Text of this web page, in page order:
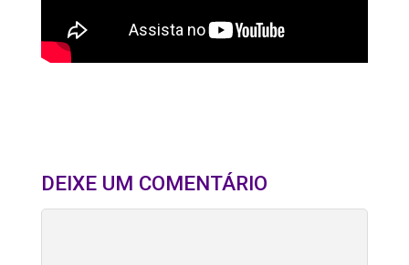
DEIXE UM COMENTÁRIO